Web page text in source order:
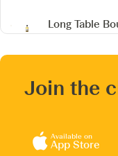
Long Table
Join the
Available on
App Store